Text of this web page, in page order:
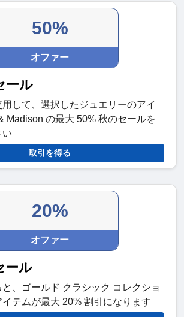
50%
オファー
ール
して、選択したジュエリーのアイ
Madison の最大 50% 秋のセールを
い
取引を得る
20%
オファー
ール
、ゴールド クラシック コレクショ
テムが最大 20% 割引になります